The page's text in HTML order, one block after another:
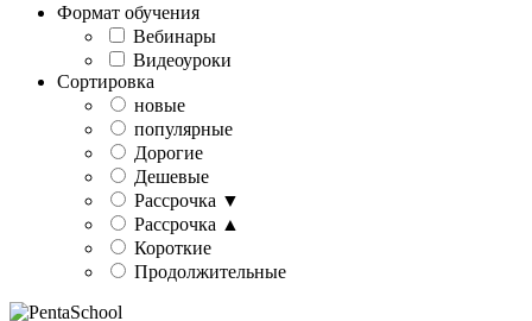
Формат обучения
Вебинары
Видеоуроки
Сортировка
новые
популярные
Дорогие
Дешевые
Рассрочка ▼
Рассрочка ▲
Короткие
Продолжительные